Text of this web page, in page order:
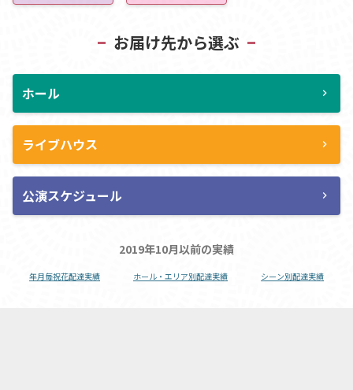
お届け先から選ぶ
ホール chevron_right
ライブハウス chevron_right
公演スケジュール chevron_right
2019年10月以前の実績
年月毎祝花配達実績 ホール・エリア別配達実績 シーン別配達実績